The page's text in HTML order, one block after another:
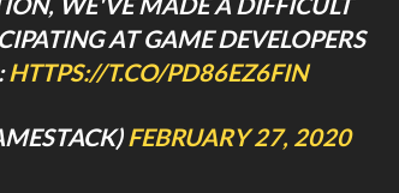
AT GAME DEVELOPERS
HTTPS://T.CO/PD86EZ6FIN
FEBRUARY 27, 2020